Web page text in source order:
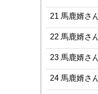
21 馬鹿婿さ
22 馬鹿婿さ
23 馬鹿婿さ
24 馬鹿婿さ